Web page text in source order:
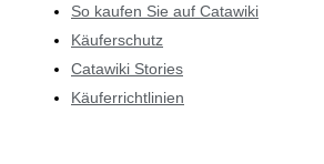
So kaufen Sie auf Catawiki
Käuferschutz
Catawiki Stories
Käuferrichtlinien